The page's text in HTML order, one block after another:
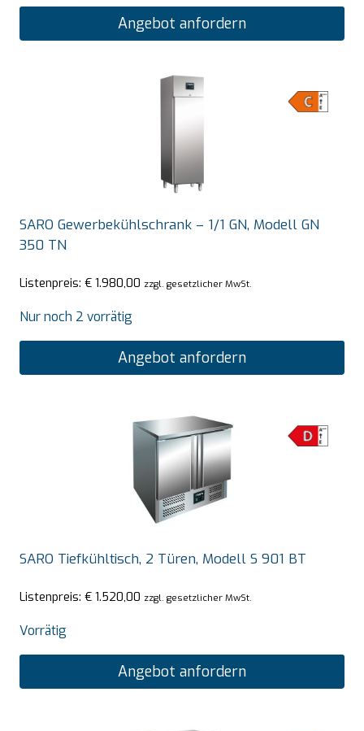
Angebot anfordern
SARO Gewerbekühlschrank – 1/1 GN, Modell GN
350 TN
Listenpreis: € 1.980,00 zzgl. gesetzlicher MwSt.
Nur noch 2 vorrätig
Angebot anfordern
SARO Tiefkühltisch, 2 Türen, Modell S 901 BT
Listenpreis: € 1.520,00 zzgl. gesetzlicher MwSt.
Vorrätig
Angebot anfordern